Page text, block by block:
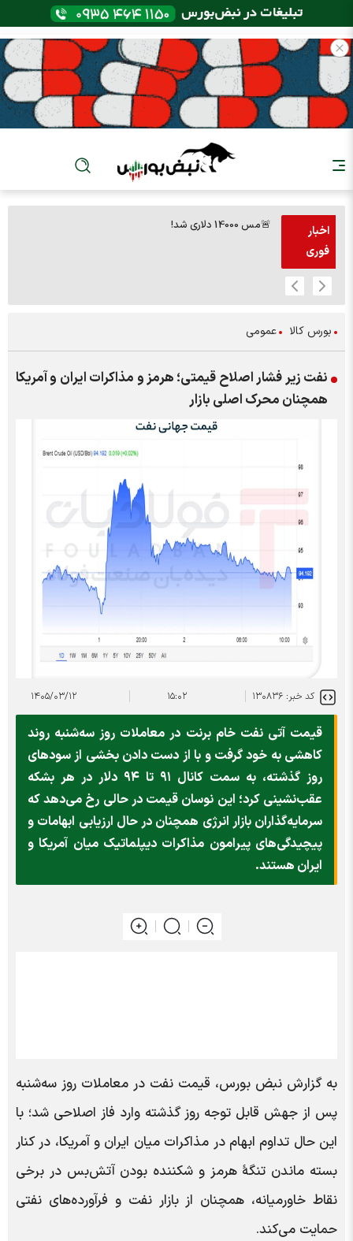
اخبار
فوری
🚨مس 14000 دلاری شد!
بورس کالا عمومی
نفت زیر فشار اصلاح قیمتی؛ هرمز و مذاکرات ایران و آمریکا
همچنان محرک اصلی بازار
کد خبر: ۱۳۰۸۳۶ ۱۵:۰۲ ۱۴۰۵/۰۳/۱۲
قیمت آتی نفت خام برنت در معاملات روز سه‌شنبه روند
کاهشی به خود گرفت و با از دست دادن بخشی از سودهای
روز گذشته، به سمت کانال ۹۱ تا ۹۴ دلار در هر بشکه
عقب‌نشینی کرد؛ این نوسان قیمت در حالی رخ می‌دهد که
سرمایه‌گذاران بازار انرژی همچنان در حال ارزیابی ابهامات و
پیچیدگی‌های پیرامون مذاکرات دیپلماتیک میان آمریکا و
ایران هستند.
به گزارش نبض بورس، قیمت نفت در معاملات روز سه‌شنبه
پس از جهش قابل توجه روز گذشته وارد فاز اصلاحی شد؛ با
این حال تداوم ابهام در مذاکرات میان ایران و آمریکا، در کنار
بسته ماندن تنگۀ هرمز و شکننده بودن آتش‌بس در برخی
نقاط خاورمیانه، همچنان از بازار نفت و فرآورده‌های نفتی
حمایت می‌کند.